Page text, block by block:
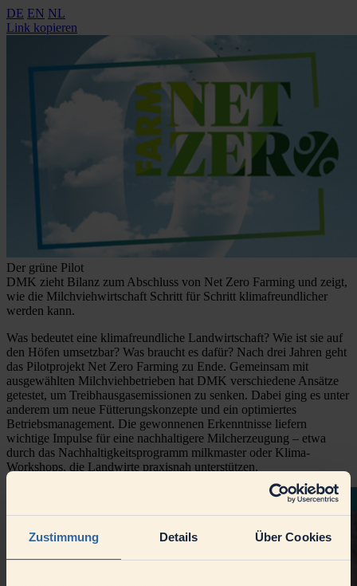
Zustimmung Details Über Cookies
DE EN NL
Link kopieren
Der grüne Pilot
DMK zieht Bilanz zum Abschluss von Net Zero Farming und zeigt,
wie die Milchviehwirtschaft Schritt für Schritt klimafreundlicher
werden kann.
Was bedeutet eine klimafreundliche Landwirtschaft? Wie ist sie auf
den Höfen umsetzbar? Was braucht es dafür? Nach drei Jahren geht
das Pilotprojekt Net Zero Farming zu Ende. Gemeinsam mit
ausgewählten Milchviehbetrieben hat DMK verschiedene Ansätze
getestet, um Treibhausgasemissionen zu senken. Dabei ging es unter
anderem um neue Fütterungskonzepte und ein optimiertes
Betriebsmanagement. Die gewonnenen Erkenntnisse liefern
wichtige Impulse für eine nachhaltigere Milcherzeugung – etwa
durch das Nachhaltigkeitsprogramm milkmaster oder Klima-
Workshops, die Landwirte praxisnah unterstützen.